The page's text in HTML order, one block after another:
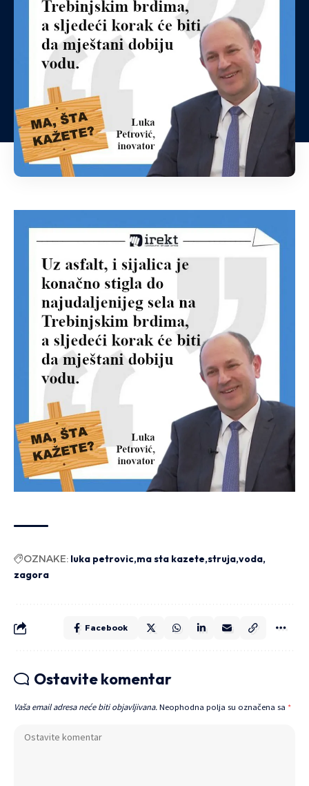
OZNAKE: luka petrovic ma sta kazete struja voda
zagora
Facebook
Ostavite komentar
Vaša email adresa neće biti objavljivana. Neophodna polja su označena sa *